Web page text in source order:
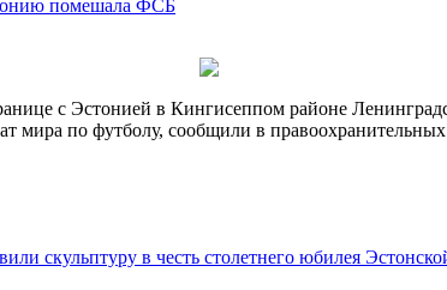
помешала ФСБ
с Эстонией в Кингисеппом районе
мира по футболу, сообщили в правоохранительных
в честь столетнего юбилея